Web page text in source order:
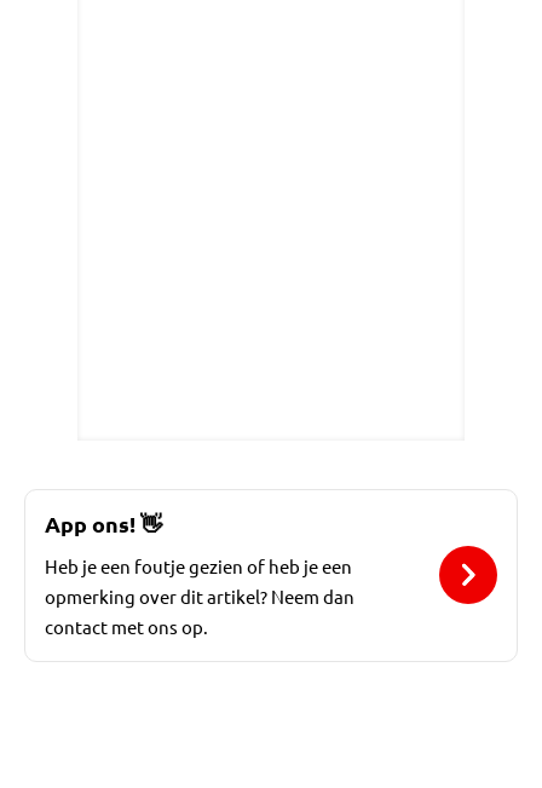
App ons! 👋
Heb je een foutje gezien of heb je een
opmerking over dit artikel? Neem dan
contact met ons op.